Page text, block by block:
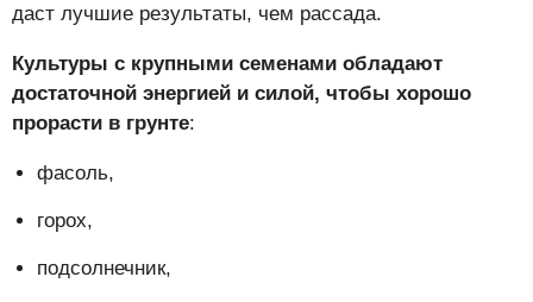
даст лучшие результаты, чем рассада.
Культуры с крупными семенами обладают
достаточной энергией и силой, чтобы хорошо
прорасти в грунте:
фасоль,
горох,
подсолнечник,